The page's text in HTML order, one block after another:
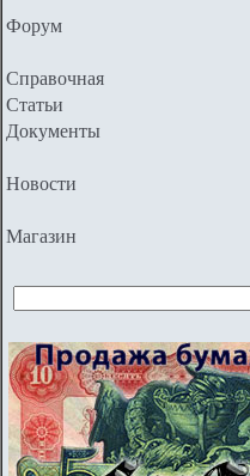
Форум
Справочная
Статьи
Документы
Новости
Магазин